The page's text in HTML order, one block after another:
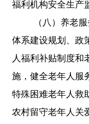
福利机构安全生产
（八） 养老
体系建设规划、政
人福利补贴制度和
施，健全老年人服
特殊困难老年人救
农村留守老年人关